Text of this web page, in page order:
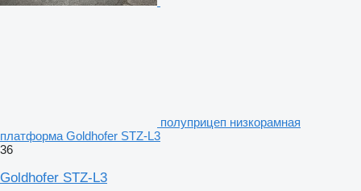
полуприцеп низкорамная
платформа Goldhofer STZ-L3
36
Goldhofer STZ-L3